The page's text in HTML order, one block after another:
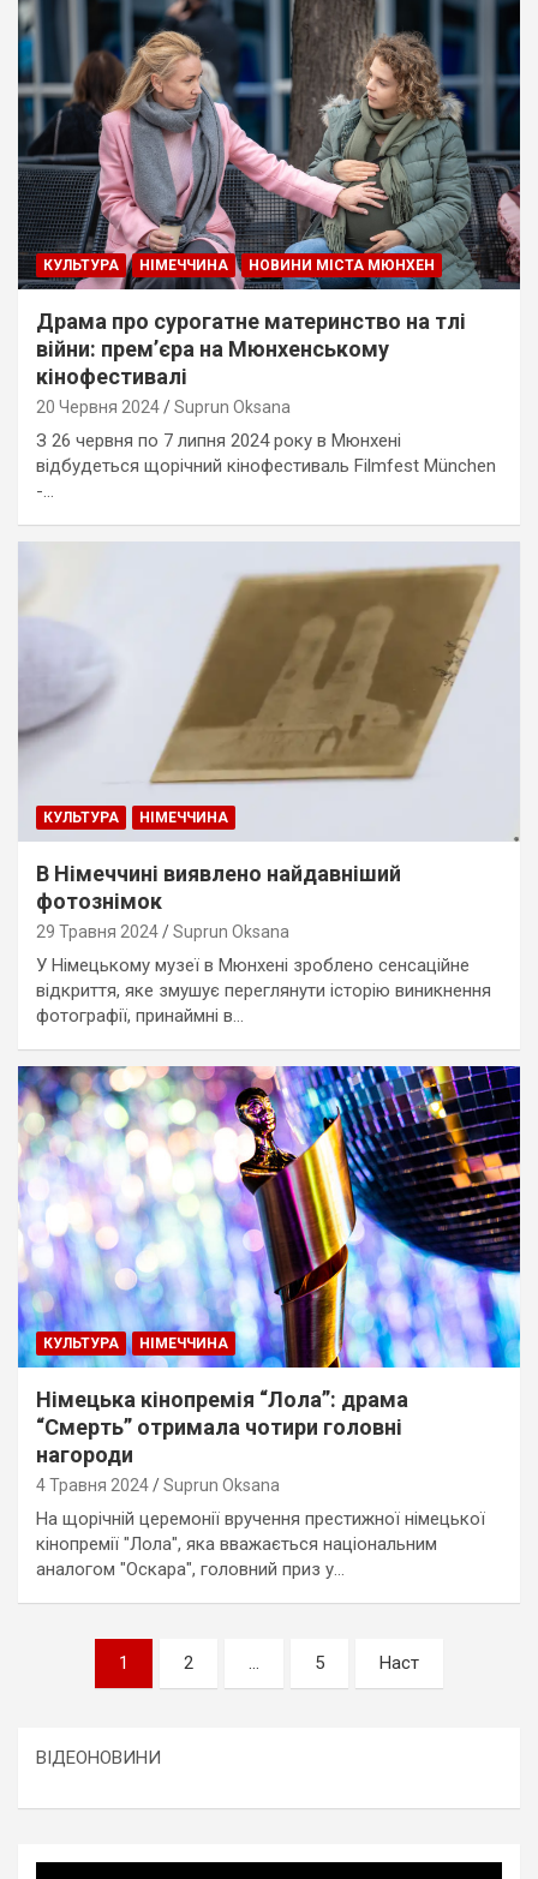
КУЛЬТУРА НІМЕЧЧИНА НОВИНИ МІСТА МЮНХЕН
Драма про сурогатне материнство на тлі
війни: прем’єра на Мюнхенському
кінофестивалі
20 Червня 2024 Suprun Oksana
З 26 червня по 7 липня 2024 року в Мюнхені
відбудеться щорічний кінофестиваль Filmfest München
-…
КУЛЬТУРА НІМЕЧЧИНА
В Німеччині виявлено найдавніший
фотознімок
29 Травня 2024 Suprun Oksana
У Німецькому музеї в Мюнхені зроблено сенсаційне
відкриття, яке змушує переглянути історію виникнення
фотографії, принаймні в…
КУЛЬТУРА НІМЕЧЧИНА
Німецька кінопремія “Лола”: драма
“Смерть” отримала чотири головні
нагороди
4 Травня 2024 Suprun Oksana
На щорічній церемонії вручення престижної німецької
кінопремії "Лола", яка вважається національним
аналогом "Оскара", головний приз у…
Пагінація
записів
1 2 … 5 Наст
ВІДЕОНОВИНИ